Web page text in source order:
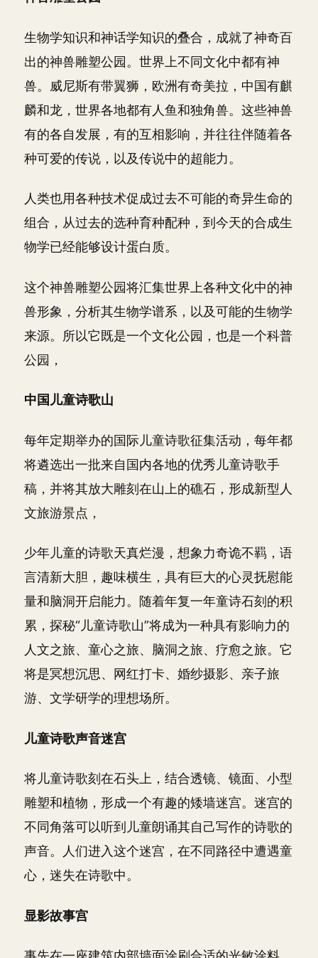
生物学知识和神话学知识的叠合，成就了神奇百
出的神兽雕塑公园。世界上不同文化中都有神
兽。威尼斯有带翼狮，欧洲有奇美拉，中国有麒
麟和龙，世界各地都有人鱼和独角兽。这些神兽
有的各自发展，有的互相影响，并往往伴随着各
种可爱的传说，以及传说中的超能力。
人类也用各种技术促成过去不可能的奇异生命的
组合，从过去的选种育种配种，到今天的合成生
物学已经能够设计蛋白质。
这个神兽雕塑公园将汇集世界上各种文化中的神
兽形象，分析其生物学谱系，以及可能的生物学
来源。所以它既是一个文化公园，也是一个科普
公园，
中国儿童诗歌山
每年定期举办的国际儿童诗歌征集活动，每年都
将遴选出一批来自国内各地的优秀儿童诗歌手
稿，并将其放大雕刻在山上的礁石，形成新型人
文旅游景点，
少年儿童的诗歌天真烂漫，想象力奇诡不羁，语
言清新大胆，趣味横生，具有巨大的心灵抚慰能
量和脑洞开启能力。随着年复一年童诗石刻的积
累，探秘“儿童诗歌山”将成为一种具有影响力的
人文之旅、童心之旅、脑洞之旅、疗愈之旅。它
将是冥想沉思、网红打卡、婚纱摄影、亲子旅
游、文学研学的理想场所。
儿童诗歌声音迷宫
将儿童诗歌刻在石头上，结合透镜、镜面、小型
雕塑和植物，形成一个有趣的矮墙迷宫。迷宫的
不同角落可以听到儿童朗诵其自己写作的诗歌的
声音。人们进入这个迷宫，在不同路径中遭遇童
心，迷失在诗歌中。
显影故事宫